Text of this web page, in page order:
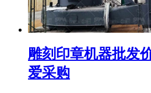
雕刻印章机器批发
爱采购